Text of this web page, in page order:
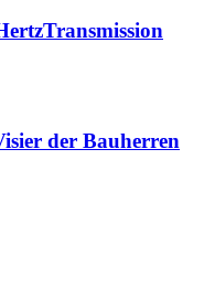
der Bauherren